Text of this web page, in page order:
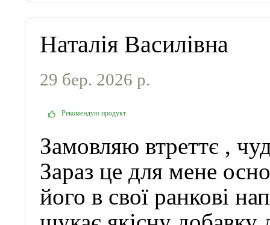
Наталія Василівна
29 бер. 2026 р.
Рекомендую продукт
Замовляю втреттє ,
Зараз це для мене
його в свої ранкові